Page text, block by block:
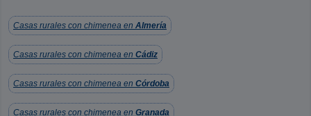
Casas rurales con chimenea en Almería
Casas rurales con chimenea en Cádiz
Casas rurales con chimenea en Córdoba
Casas rurales con chimenea en Granada